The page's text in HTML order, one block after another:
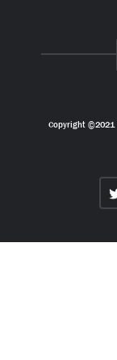
Copyright ©2021